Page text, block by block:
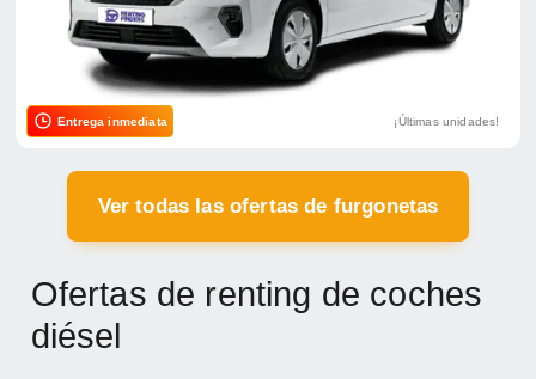
Entrega inmediata ¡Últimas unidades!
Ver todas las ofertas de furgonetas
Ofertas de renting de coches
diésel